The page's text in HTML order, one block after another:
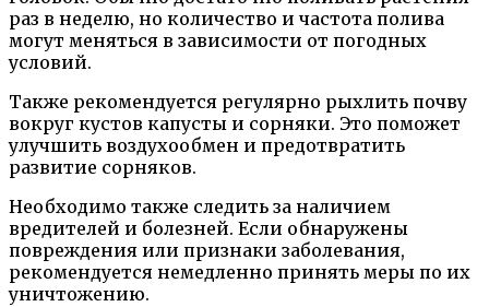
раз в неделю, но количество и частота полива
могут меняться в зависимости от погодных
условий.
Также рекомендуется регулярно рыхлить почву
вокруг кустов капусты и сорняки. Это поможет
улучшить воздухообмен и предотвратить
развитие сорняков.
Необходимо также следить за наличием
вредителей и болезней. Если обнаружены
повреждения или признаки заболевания,
рекомендуется немедленно принять меры по их
уничтожению.